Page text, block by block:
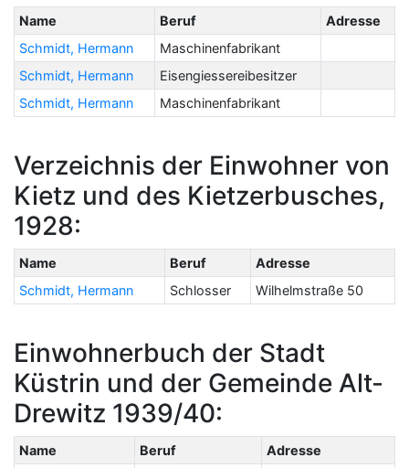
Name Beruf
Adresse
Schmidt, Hermann
Maschinenfabrikant
Schmidt, Hermann
Eisengiessereibesitzer
Schmidt, Hermann
Maschinenfabrikant
Verzeichnis der Einwohner von
Kietz und des Kietzerbusches,
1928:
Name Beruf
Adresse
Schmidt, Hermann
Schlosser Wilhelmstraße 50
Einwohnerbuch der Stadt
Küstrin und der Gemeinde Alt-
Drewitz 1939/40:
Name Beruf
Adresse